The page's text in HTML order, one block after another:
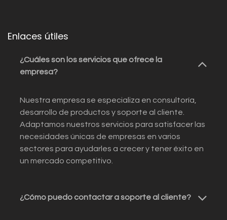
Enlaces útiles
¿Cuáles son los servicios que ofrece la
empresa?
Nuestra empresa se especializa en consultoría,
desarrollo de productos y soporte al cliente.
Adaptamos nuestros servicios para satisfacer las
necesidades únicas de empresas en varios
sectores para ayudarles a crecer y tener éxito en
un mercado competitivo.
¿Cómo puedo contactar a soporte al cliente?